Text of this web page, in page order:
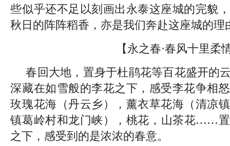
些似乎还不足以刻画出永泰这座城的完貌
秋日的阵阵稻香，亦是我们奔赴这座城的理
【永之春·春风十里柔
春回大地，置身于杜鹃花等百花盛开的
深藏在如雪般的李花之下，感受李花争相
玫瑰花海（丹云乡），薰衣草花海（清凉
镇葛岭村和龙门峡），桃花，山茶花……
之下，感受到的是浓浓的春意。